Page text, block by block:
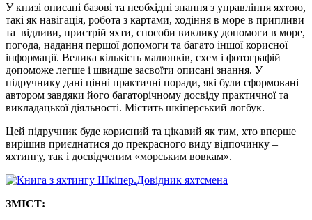
У книзі описані базові та необхідні знання з управління яхтою,
такі як навігація, робота з картами, ходіння в море в припливи
та відливи, пристрій яхти, способи виклику допомоги в море,
погода, надання першої допомоги та багато іншої корисної
інформації. Велика кількість малюнків, схем і фотографій
допоможе легше і швидше засвоїти описані знання. У
підручнику дані цінні практичні поради, які були сформовані
автором завдяки його багаторічному досвіду практичної та
викладацької діяльності. Містить шкіперський логбук.
Цей підручник буде корисний та цікавий як тим, хто вперше
вирішив приєднатися до прекрасного виду відпочинку –
яхтингу, так і досвідченим «морським вовкам».
ЗМІСТ: